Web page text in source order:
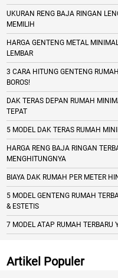
UKURAN RENG BAJA RINGAN
MEMILIH
HARGA GENTENG METAL
LEMBAR
3 CARA HITUNG GENTENG
BOROS!
DAK TERAS DEPAN RUMAH
TEPAT
5 MODEL DAK TERAS RUMAH
HARGA RENG BAJA RINGAN
MENGHITUNGNYA
BIAYA DAK RUMAH PER METER
5 MODEL GENTENG RUMAH
& ESTETIS
7 MODEL ATAP RUMAH
Artikel Populer